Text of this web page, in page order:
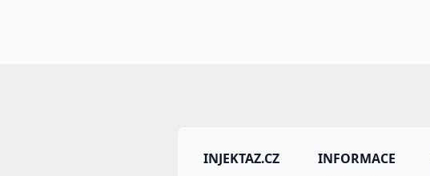
INJEKTAZ.CZ
INFORMACE